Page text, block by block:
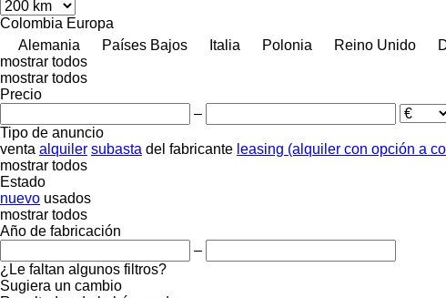
Colombia Europa
Alemania
Países Bajos Italia Polonia Reino Unido
mostrar todos
mostrar todos
Precio
–
Tipo de anuncio
venta alquiler subasta del fabricante leasing (alquiler con opción a
mostrar todos
Estado
nuevo usados
mostrar todos
Año de fabricación
–
¿Le faltan algunos filtros?
Sugiera un cambio